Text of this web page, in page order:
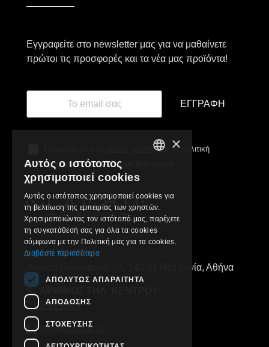
Εγγραφείτε στο newsletter μας για να μαθαίνετε
πρώτοι τις προσφορές και τα νέα μας προϊόντα!
ΕΓΓΡΑΦΉ
όρους χρήσηςκαι τη πολιτική
προστασίας προσωπικών δεδομένων
ΔΙΕΥΘΥΝΣΗ:
Αλέκου Παναγούλη 2Α, 142 31 Νέα Ιωνία, Αθήνα
2102829000
info@clachic.gr
×
Αυτός ο ιστότοπος
χρησιμοποιεί cookies
Αυτός ο ιστότοπος χρησιμοποιεί cookies για
τη βελτίωση της εμπειρίας των χρηστών.
Χρησιμοποιώντας τον ιστότοπό μας, παρέχετε
τη συγκατάθεσή σας για όλα τα cookies
σύμφωνα με την Πολιτική μας για τα cookies.
Διαβάστε περισσότερα
ΑΠΟΛΎΤΩΣ ΑΠΑΡΑΊΤΗΤΑ
ΑΠΌΔΟΣΗΣ
ΣΤΌΧΕΥΣΗΣ